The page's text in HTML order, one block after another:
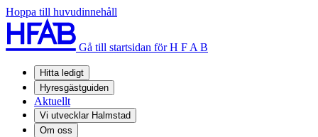
Hoppa till huvudinnehåll
Gå till startsidan för H F A B
Hitta ledigt
Hyresgästguiden
Aktuellt
Vi utvecklar Halmstad
Om oss